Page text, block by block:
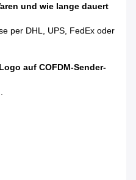
und wie lange dauert
per DHL, UPS, FedEx oder
auf COFDM-Sender-